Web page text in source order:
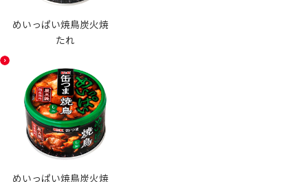
めいっぱい焼鳥炭火焼
たれ
めいっぱい焼鳥炭火焼